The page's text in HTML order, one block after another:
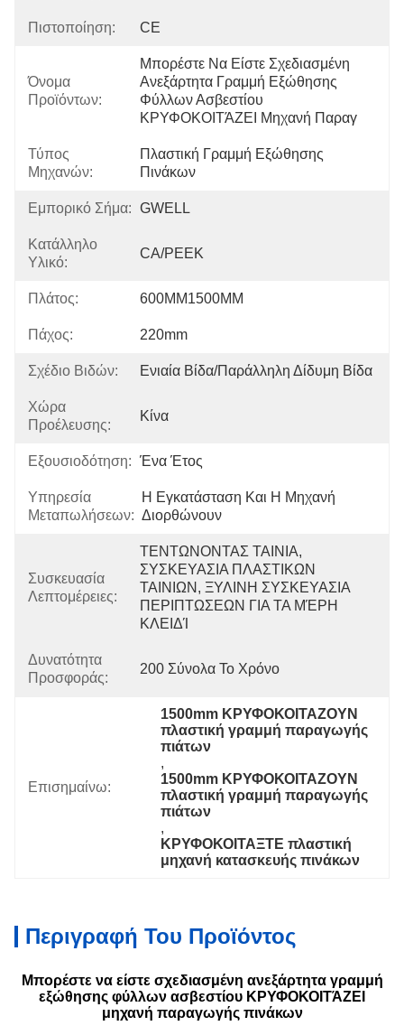
Πιστοποίηση: CE
Όνομα
Προϊόντων:
Μπορέστε Να Είστε Σχεδιασμένη
Ανεξάρτητα Γραμμή Εξώθησης
Φύλλων Ασβεστίου
ΚΡΥΦΟΚΟΙΤΆΖΕΙ Μηχανή Παραγ
Τύπος
Μηχανών:
Πλαστική Γραμμή Εξώθησης
Πινάκων
Εμπορικό Σήμα: GWELL
Κατάλληλο
Υλικό:
CA/PEEK
Πλάτος: 600MM1500MM
Πάχος: 220mm
Σχέδιο Βιδών: Ενιαία Βίδα/παράλληλη Δίδυμη Βίδα
Χώρα
Προέλευσης:
Κίνα
Εξουσιοδότηση: Ένα Έτος
Υπηρεσία
Μεταπωλήσεων:
Η Εγκατάσταση Και Η Μηχανή
Διορθώνουν
Συσκευασία
Λεπτομέρειες:
ΤΕΝΤΩΝΟΝΤΑΣ ΤΑΙΝΙΑ,
ΣΥΣΚΕΥΑΣΙΑ ΠΛΑΣΤΙΚΩΝ
ΤΑΙΝΙΩΝ, ΞΥΛΙΝΗ ΣΥΣΚΕΥΑΣΙΑ
ΠΕΡΙΠΤΩΣΕΩΝ ΓΙΑ ΤΑ ΜΈΡΗ
ΚΛΕΙΔΊ
Δυνατότητα
Προσφοράς:
200 Σύνολα Το Χρόνο
Επισημαίνω:
1500mm ΚΡΥΦΟΚΟΙΤΑΖΟΥΝ
πλαστική γραμμή παραγωγής
πιάτων
,
1500mm ΚΡΥΦΟΚΟΙΤΑΖΟΥΝ
πλαστική γραμμή παραγωγής
πιάτων
,
ΚΡΥΦΟΚΟΙΤΑΞΤΕ πλαστική
μηχανή κατασκευής πινάκων
Περιγραφή Του Προϊόντος
Μπορέστε να είστε σχεδιασμένη ανεξάρτητα γραμμή
εξώθησης φύλλων ασβεστίου ΚΡΥΦΟΚΟΙΤΆΖΕΙ
μηχανή παραγωγής πινάκων